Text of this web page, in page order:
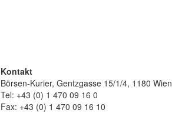
Kontakt
Börsen-Kurier, Gentzgasse 15/1/4, 1180 Wien
Tel: +43 (0) 1 470 09 16 0
Fax: +43 (0) 1 470 09 16 10